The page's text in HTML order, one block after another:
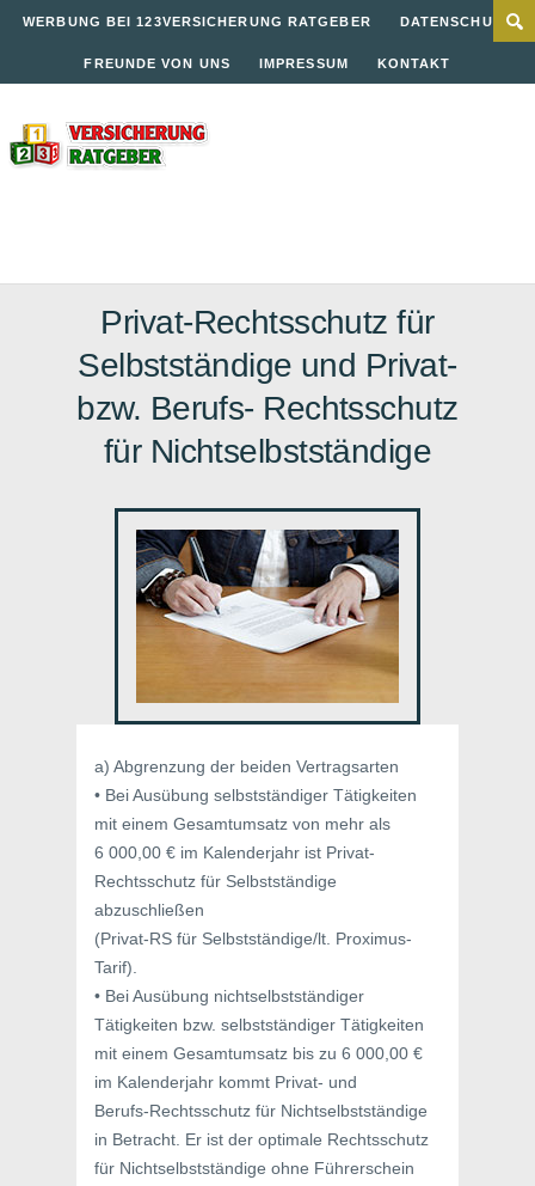
WERBUNG BEI 123VERSICHERUNG RATGEBER DATENSCHUTZ
FREUNDE VON UNS IMPRESSUM KONTAKT
Privat-Rechtsschutz für
Selbstständige und Privat-
bzw. Berufs- Rechtsschutz
für Nichtselbstständige
a) Abgrenzung der beiden Vertragsarten
• Bei Ausübung selbstständiger Tätigkeiten
mit einem Gesamtumsatz von mehr als
6 000,00 € im Kalenderjahr ist Privat-
Rechtsschutz für Selbstständige
abzuschließen
(Privat-RS für Selbstständige/lt. Proximus-
Tarif).
• Bei Ausübung nichtselbstständiger
Tätigkeiten bzw. selbstständiger Tätigkeiten
mit einem Gesamtumsatz bis zu 6 000,00 €
im Kalenderjahr kommt Privat- und
Berufs-Rechtsschutz für Nichtselbstständige
in Betracht. Er ist der optimale Rechtsschutz
für Nichtselbstständige ohne Führerschein